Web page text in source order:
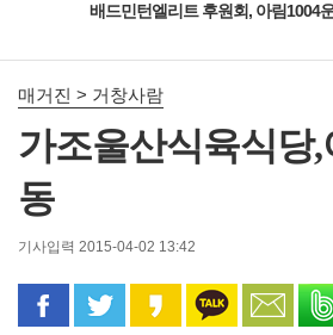
배드민턴엘리트 후원회, 아림1004
뉴스 이전보기
매거진 > 거창사람
가조울산식육식당,
동
기사입력 2015-04-02 13:42
페이스북으로 공유
트위터로 공유카카오 스토리로
카카오톡으
문자